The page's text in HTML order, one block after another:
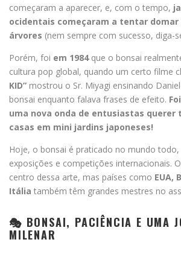
começaram a aparecer, e, com o tempo,
ocidentais começaram a tentar domar
árvores (nem sempre com sucesso, diga-
Porém, foi em 1984que o bonsai
cultura pop global, quando um certo filme
KID” mostrou o Sr. Miyagi ensinando
bonsai enquanto falava frases de efeito.
uma nova onda de entusiastas querer
casas em mini jardins japoneses!
Hoje, o bonsai é praticado no mundo
exposições e competições internacionais.
centro dessa arte, mas países como EUA,
Itália também têm grandes mestres no
🎭 BONSAI, PACIÊNCIA E UMA
MILENAR